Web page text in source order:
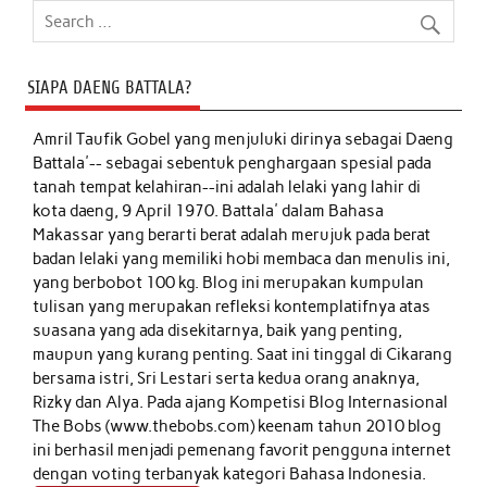
SIAPA DAENG BATTALA?
Amril Taufik Gobelyang menjuluki dirinya sebagai Daeng
Battala'-- sebagai sebentuk penghargaan spesial pada
tanah tempat kelahiran--ini adalah lelaki yang lahir di
kota daeng, 9 April 1970. Battala' dalam Bahasa
Makassar yang berarti berat adalah merujuk pada berat
badan lelaki yang memiliki hobi membaca dan menulis ini,
yang berbobot 100 kg. Blog ini merupakan kumpulan
tulisan yang merupakan refleksi kontemplatifnya atas
suasana yang ada disekitarnya, baik yang penting,
maupun yang kurang penting. Saat ini tinggal di Cikarang
bersama istri, Sri Lestari serta kedua orang anaknya,
Rizky dan Alya. Pada ajang Kompetisi Blog Internasional
The Bobs (www.thebobs.com) keenam tahun 2010 blog
ini berhasil menjadi pemenang favorit pengguna internet
dengan voting terbanyak kategori Bahasa Indonesia.